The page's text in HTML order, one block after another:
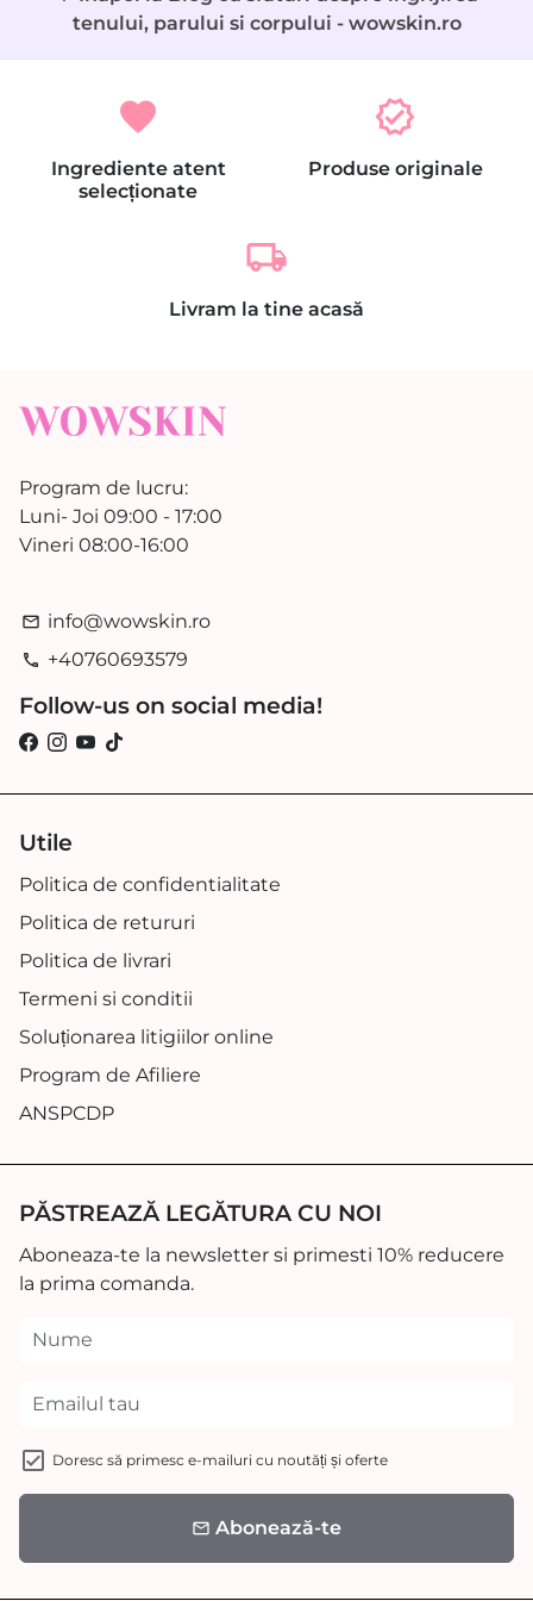
tenului, parului si corpului - wowskin.ro
favorite
Ingrediente atent
selecționate
verified
Produse originale
local_shipping
Livram la tine acasă
Program de lucru:
Luni- Joi 09:00 - 17:00
Vineri 08:00-16:00
email info@wowskin.ro
phone +40760693579
Follow-us on social media!
Utile
Politica de confidentialitate
Politica de retururi
Politica de livrari
Termeni si conditii
Soluționarea litigiilor online
Program de Afiliere
ANSPCDP
PĂSTREAZĂ LEGĂTURA CU NOI
Aboneaza-te la newsletter si primesti 10% reducere
la prima comanda.
Doresc să primesc e-mailuri cu noutăți și oferte
email Abonează-te